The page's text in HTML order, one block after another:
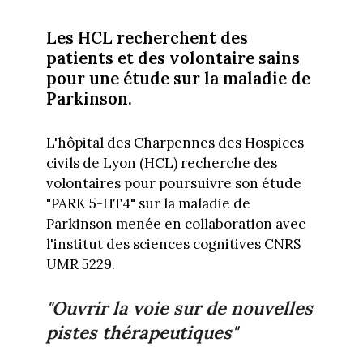
Les HCL recherchent des
patients et des volontaire sains
pour une étude sur la maladie de
Parkinson.
L'hôpital des Charpennes des Hospices
civils de Lyon (HCL) recherche des
volontaires pour poursuivre son étude
"PARK 5-HT4" sur la maladie de
Parkinson menée en collaboration avec
l'institut des sciences cognitives CNRS
UMR 5229.
"Ouvrir la voie sur de nouvelles
pistes thérapeutiques"